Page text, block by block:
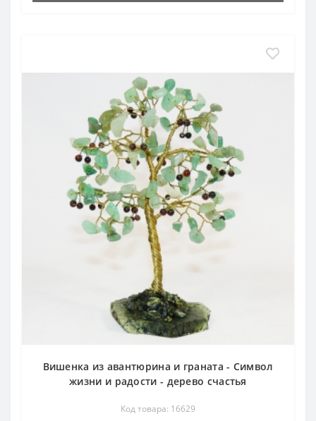
Вишенка из авантюрина и граната - Символ
жизни и радости - дерево счастья
Код товара: 16629